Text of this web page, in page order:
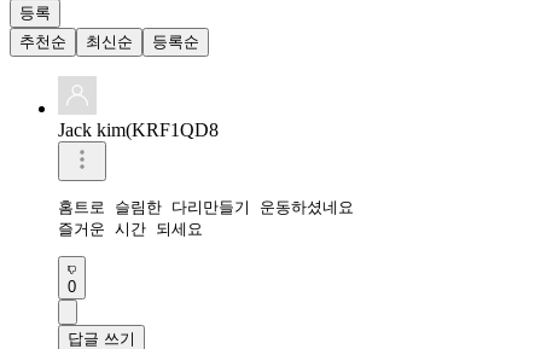
등록
추천순
최신순 등록순
Jack kim(KRF1QD8
홈트로 슬림한 다리만들기 운동하셨네요
즐거운 시간 되세요
0
답글 쓰기